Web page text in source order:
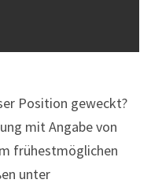
Position geweckt?
mit Angabe von
frühestmöglichen
unter